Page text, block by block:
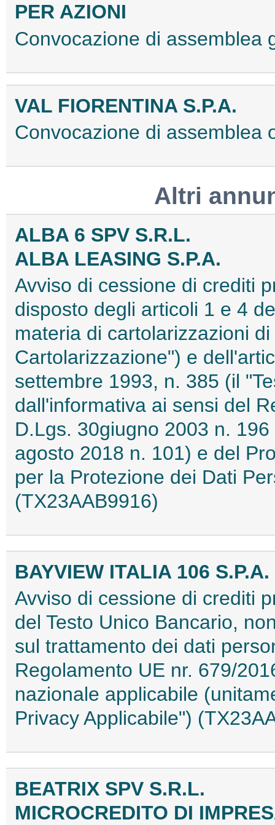
PER AZIONI
Convocazione di assemblea
VAL FIORENTINA S.P.A.
Convocazione di assemblea
Altri
ALBA 6 SPV S.R.L.
ALBA LEASING S.P.A.
Avviso di cessione di crediti
disposto degli articoli 1 e 4
materia di cartolarizzazioni
Cartolarizzazione") e
settembre 1993, n. 385 (il
dall'informativa ai sensi del
D.Lgs. 30giugno 2003 n.
agosto 2018 n. 101) e del
per la Protezione dei Dati
(TX23AAB9916)
BAYVIEW ITALIA 106 S.P.A.
Avviso di cessione di crediti
del Testo Unico Bancario,
sul trattamento dei dati
Regolamento UE nr. 679/
nazionale applicabile
Privacy Applicabile")
BEATRIX SPV S.R.L.
MICROCREDITO DI